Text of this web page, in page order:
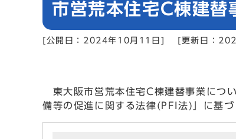
市営荒本住宅C棟建替
[公開日：2024年10月11日] [更新日：
東大阪市営荒本住宅C棟建替事業につ
備等の促進に関する法律(PFI法)」に基